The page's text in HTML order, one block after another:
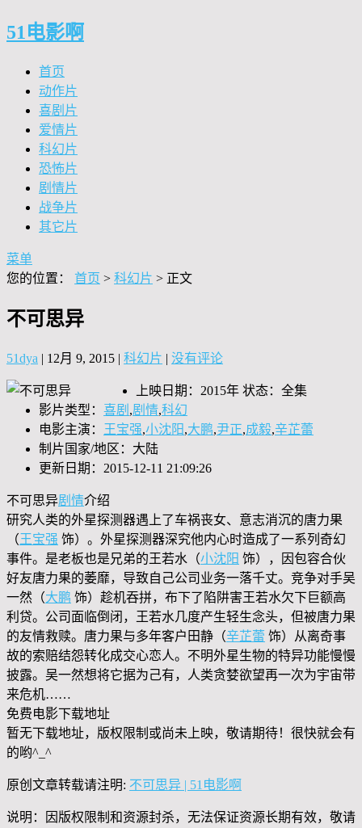
51电影啊
首页
动作片
喜剧片
爱情片
科幻片
恐怖片
剧情片
战争片
其它片
菜单
您的位置： 首页 > 科幻片 > 正文
不可思异
51dya | 12月 9, 2015 | 科幻片 | 没有评论
上映日期：2015年 状态：全集
影片类型： 喜剧 ,剧情,科幻
电影主演：
王宝强,小沈阳,大鹏,尹正,成毅,辛芷蕾
制片国家/地区：大陆
更新日期：2015-12-11 21:09:26
不可思异剧情介绍
研究人类的外星探测器遇上了车祸丧女、意志消沉的唐力果
（王宝强 饰）。外星探测器深究他内心时造成了一系列奇幻
事件。是老板也是兄弟的王若水（小沈阳 饰），因包容合伙
好友唐力果的萎靡，导致自己公司业务一落千丈。竞争对手吴
一然（大鹏 饰）趁机吞拼，布下了陷阱害王若水欠下巨额高
利贷。公司面临倒闭，王若水几度产生轻生念头，但被唐力果
的友情救赎。唐力果与多年客户田静（辛芷蕾 饰）从离奇事
故的索赔结怨转化成交心恋人。不明外星生物的特异功能慢慢
披露。吴一然想将它据为己有，人类贪婪欲望再一次为宇宙带
来危机……
免费电影下载地址
暂无下载地址，版权限制或尚未上映，敬请期待！很快就会有
的哟^_^
原创文章转载请注明: 不可思异 | 51电影啊
说明：因版权限制和资源封杀，无法保证资源长期有效，敬请